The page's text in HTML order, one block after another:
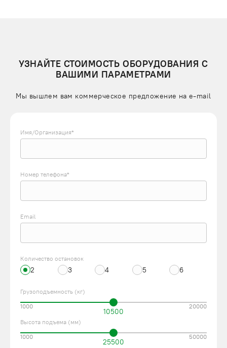
УЗНАЙТЕ СТОИМОСТЬ ОБОРУДОВАНИЯ С
ВАШИМИ ПАРАМЕТРАМИ
Мы вышлем вам коммерческое предложение на e-mail
Имя/Организация*
Номер телефона*
Email
Количество остановок
2 3 4 5 6
Грузоподъемность (кг)
10500
1000 20000
Высота подъема (мм)
25500
1000 50000